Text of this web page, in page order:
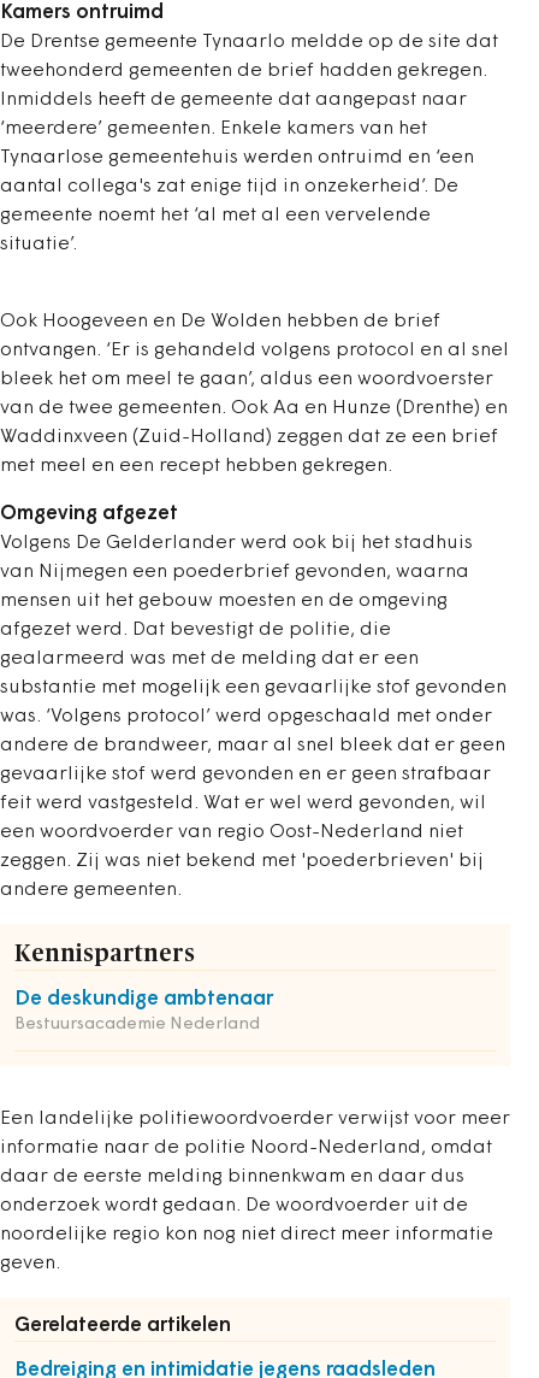
Kamers ontruimd
De Drentse gemeente Tynaarlo meldde op de site dat
tweehonderd gemeenten de brief hadden gekregen.
Inmiddels heeft de gemeente dat aangepast naar
‘meerdere’ gemeenten. Enkele kamers van het
Tynaarlose gemeentehuis werden ontruimd en ‘een
aantal collega's zat enige tijd in onzekerheid’. De
gemeente noemt het ‘al met al een vervelende
situatie’.
Ook Hoogeveen en De Wolden hebben de brief
ontvangen. ‘Er is gehandeld volgens protocol en al snel
bleek het om meel te gaan’, aldus een woordvoerster
van de twee gemeenten. Ook Aa en Hunze (Drenthe) en
Waddinxveen (Zuid-Holland) zeggen dat ze een brief
met meel en een recept hebben gekregen.
Omgeving afgezet
Volgens De Gelderlander werd ook bij het stadhuis
van Nijmegen een poederbrief gevonden, waarna
mensen uit het gebouw moesten en de omgeving
afgezet werd. Dat bevestigt de politie, die
gealarmeerd was met de melding dat er een
substantie met mogelijk een gevaarlijke stof gevonden
was. ‘Volgens protocol’ werd opgeschaald met onder
andere de brandweer, maar al snel bleek dat er geen
gevaarlijke stof werd gevonden en er geen strafbaar
feit werd vastgesteld. Wat er wel werd gevonden, wil
een woordvoerder van regio Oost-Nederland niet
zeggen. Zij was niet bekend met 'poederbrieven' bij
andere gemeenten.
Kennispartners
De deskundige ambtenaar
Bestuursacademie Nederland
Een landelijke politiewoordvoerder verwijst voor meer
informatie naar de politie Noord-Nederland, omdat
daar de eerste melding binnenkwam en daar dus
onderzoek wordt gedaan. De woordvoerder uit de
noordelijke regio kon nog niet direct meer informatie
geven.
Gerelateerde artikelen
Bedreiging en intimidatie jegens raadsleden